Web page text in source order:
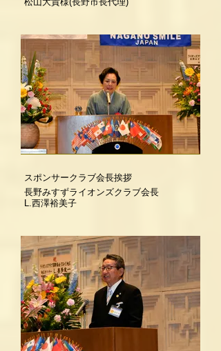
スポンサークラブ会長挨拶
長野みすずライオンズクラブ会長
L.西澤裕美子